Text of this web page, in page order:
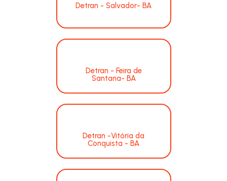
Detran - Salvador- BA
Detran - Feira de
Santana- BA
Detran -Vitória da
Conquista - BA